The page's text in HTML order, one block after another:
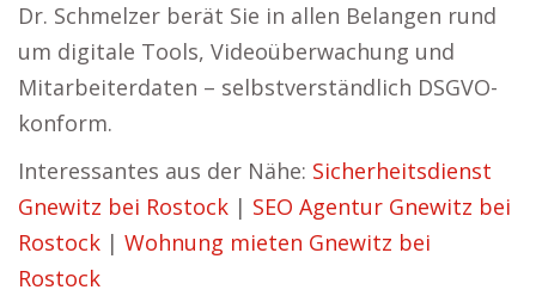
Dr. Schmelzer berät Sie in allen Belangen rund
um digitale Tools, Videoüberwachung und
Mitarbeiterdaten – selbstverständlich DSGVO-
konform.
Interessantes aus der Nähe: Sicherheitsdienst
Gnewitz bei Rostock | SEO Agentur Gnewitz bei
Rostock | Wohnung mieten Gnewitz bei
Rostock